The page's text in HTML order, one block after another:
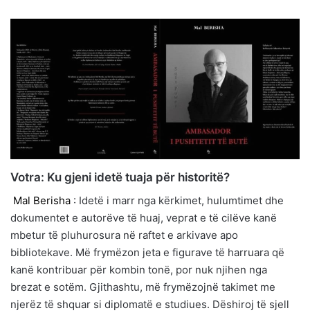
Votra: Ku gjeni idetë tuaja për historitë?
Mal Berisha : Idetë i marr nga kërkimet, hulumtimet dhe
dokumentet e autorëve të huaj, veprat e të cilëve kanë
mbetur të pluhurosura në raftet e arkivave apo
bibliotekave. Më frymëzon jeta e figurave të harruara që
kanë kontribuar për kombin tonë, por nuk njihen nga
brezat e sotëm. Gjithashtu, më frymëzojnë takimet me
njerëz të shquar si diplomatë e studiues. Dëshiroj të sjell